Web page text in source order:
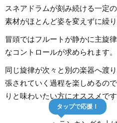
スネアドラムが刻み続ける一定
素材がほとんど姿を変えずに繰
冒頭ではフルートが静かに主旋
なコントロールが求められます。
同じ旋律が次々と別の楽器へ渡
張されていく過程を楽しめるの
りと味わいたい方にオススメです
タップで応援！